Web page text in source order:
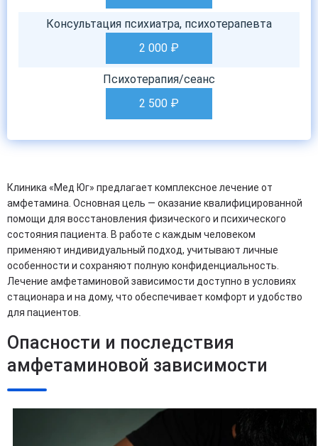
Консультация психиатра, психотерапевта
2 000 ₽
Психотерапия/сеанс
2 500 ₽
Клиника «Мед Юг» предлагает комплексное лечение от
амфетамина. Основная цель — оказание квалифицированной
помощи для восстановления физического и психического
состояния пациента. В работе с каждым человеком
применяют индивидуальный подход, учитывают личные
особенности и сохраняют полную конфиденциальность.
Лечение амфетаминовой зависимости доступно в условиях
стационара и на дому, что обеспечивает комфорт и удобство
для пациентов.
Опасности и последствия
амфетаминовой зависимости